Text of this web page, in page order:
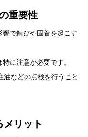
重要性
で錆びや固着を起こす
に注意が必要です。
などの点検を行うこと
メリット